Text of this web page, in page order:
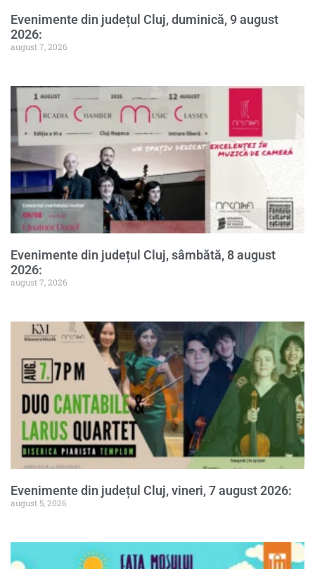
Evenimente din județul Cluj, duminică, 9 august
2026:
august 7, 2026
Evenimente din județul Cluj, sâmbătă, 8 august
2026:
august 7, 2026
Evenimente din județul Cluj, vineri, 7 august 2026:
august 5, 2026